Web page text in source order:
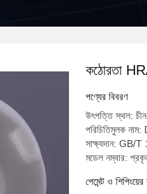
কঠোরতা
পণ্যের বিবরণ
উৎপত্তি স্থল: চীন,
পরিচিতিমুলক
সাক্ষ্যদান:
মডেল নম্বার:
পেমেন্ট ও শিপিংয়ের